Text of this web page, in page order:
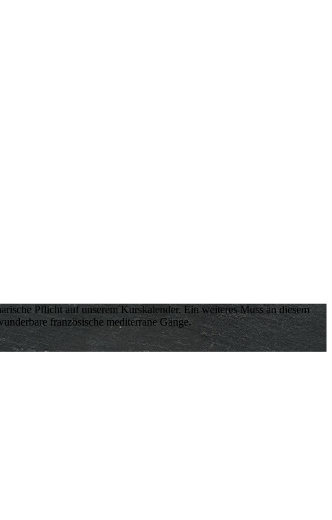
Pflicht auf unserem Kurskalender. Ein weiteres Muss an diesem
französische mediterrane Gänge.